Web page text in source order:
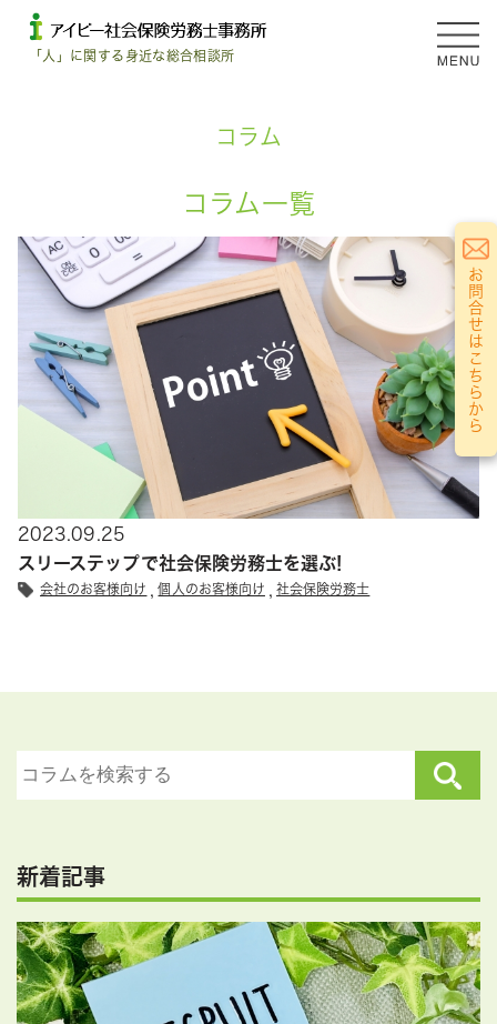
「人」に関する身近な総合相談所
お問合せはこちらから
コラム
コラム一覧
2023.09.25
スリーステップで社会保険労務士を選ぶ!
会社のお客様向け 個人のお客様向け 社会保険労務士
新着記事